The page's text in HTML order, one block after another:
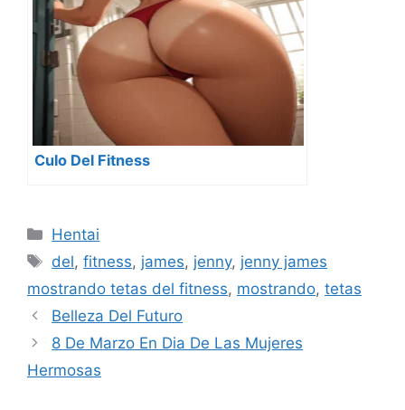
Culo Del Fitness
Categorías
Hentai
Etiquetas
del,fitness, james, jenny, jenny james
mostrando tetas del fitness, mostrando, tetas
Belleza Del Futuro
8 De Marzo En Dia De Las Mujeres
Hermosas